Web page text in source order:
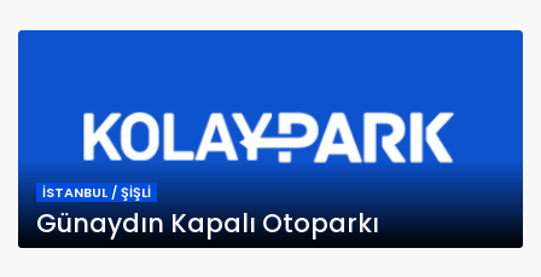
İSTANBUL / ŞİŞLİ
Günaydın Kapalı Otoparkı